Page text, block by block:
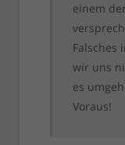
einem
Falsches
wir uns
es
Voraus!